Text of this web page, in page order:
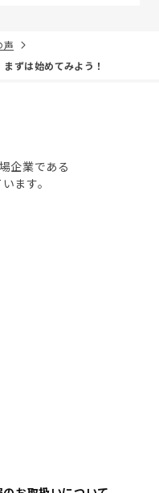
声
まずは始めてみよう！
企業である
ます。